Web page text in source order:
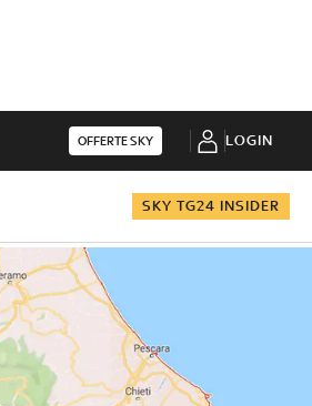
OFFERTE SKY LOGIN
SKY TG24 INSIDER